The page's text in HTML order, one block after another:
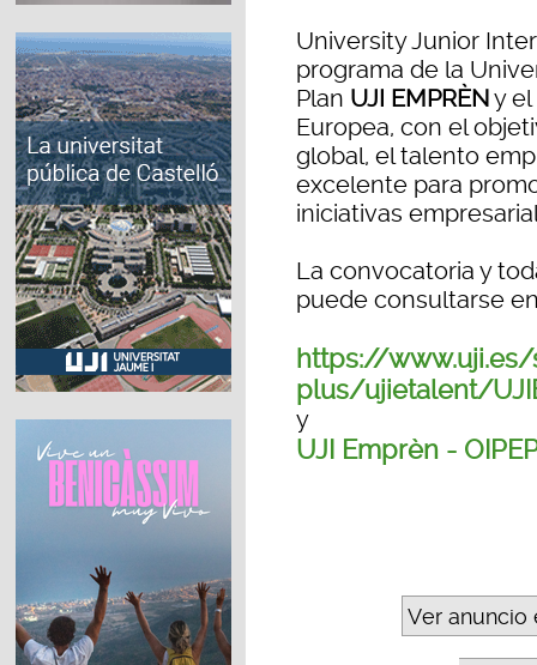
University Junior
programa de la
Plan UJI EMPRÈNy
Europea, con el
global, el talento
excelente para
iniciativas
La convocatoria y
puede consultarse
https://
plus/ujietalent/
y
UJI Emprèn -
Ver anuncio